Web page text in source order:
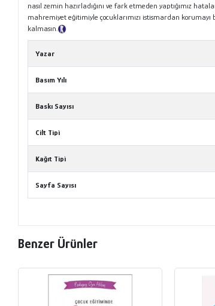
nasıl zemin hazırladığını ve fark etmeden yaptığımız
mahremiyet eğitimiyle çocuklarımızı istismardan
kalmasın.
Yazar
Basım Yılı
Baskı Sayısı
Cilt Tipi
Kağıt Tipi
Sayfa Sayısı
Benzer Ürünler